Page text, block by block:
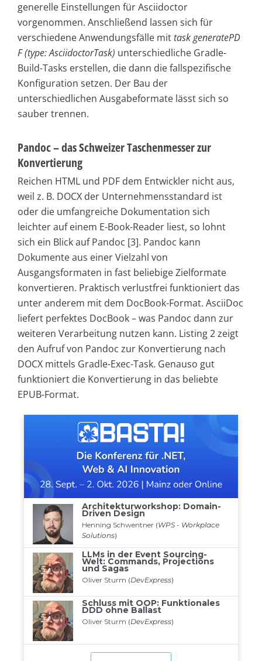
generelle Einstellungen für Asciidoctor
vorgenommen. Anschließend lassen sich für
verschiedene Anwendungsfälle mittask generatePD
F (type: AsciidoctorTask) unterschiedliche Gradle-
Build-Tasks erstellen, die dann die fallspezifische
Konfiguration setzen. Der Bau der
unterschiedlichen Ausgabeformate lässt sich so
sauber trennen.
Pandoc – das Schweizer Taschenmesser zur
Konvertierung
Reichen HTML und PDF dem Entwickler nicht aus,
weil z. B. DOCX der Unternehmensstandard ist
oder die umfangreiche Dokumentation sich
leichter auf einem E-Book-Reader liest, so lohnt
sich ein Blick auf Pandoc [3]. Pandoc kann
Dokumente aus einer Vielzahl von
Ausgangsformaten in fast beliebige Zielformate
konvertieren. Praktisch verlustfrei funktioniert das
unter anderem mit dem DocBook-Format. AsciiDoc
liefert perfektes DocBook – was Pandoc dann zur
weiteren Verarbeitung nutzen kann. Listing 2 zeigt
den Aufruf von Pandoc zur Konvertierung nach
DOCX mittels Gradle-Exec-Task. Genauso gut
funktioniert die Konvertierung in das beliebte
EPUB-Format.